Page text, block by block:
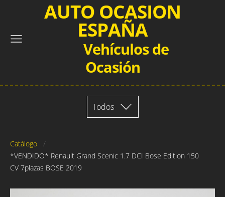
AUTO OCASION
ESPAÑA
Vehículos de
Ocasión
Todos
Catálogo
*VENDIDO* Renault Grand Scenic 1.7 DCI Bose Edition 150
CV 7plazas BOSE 2019